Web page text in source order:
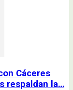
Cáceres
respaldan la…